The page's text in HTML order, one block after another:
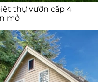
thự vườn cấp 4
mở